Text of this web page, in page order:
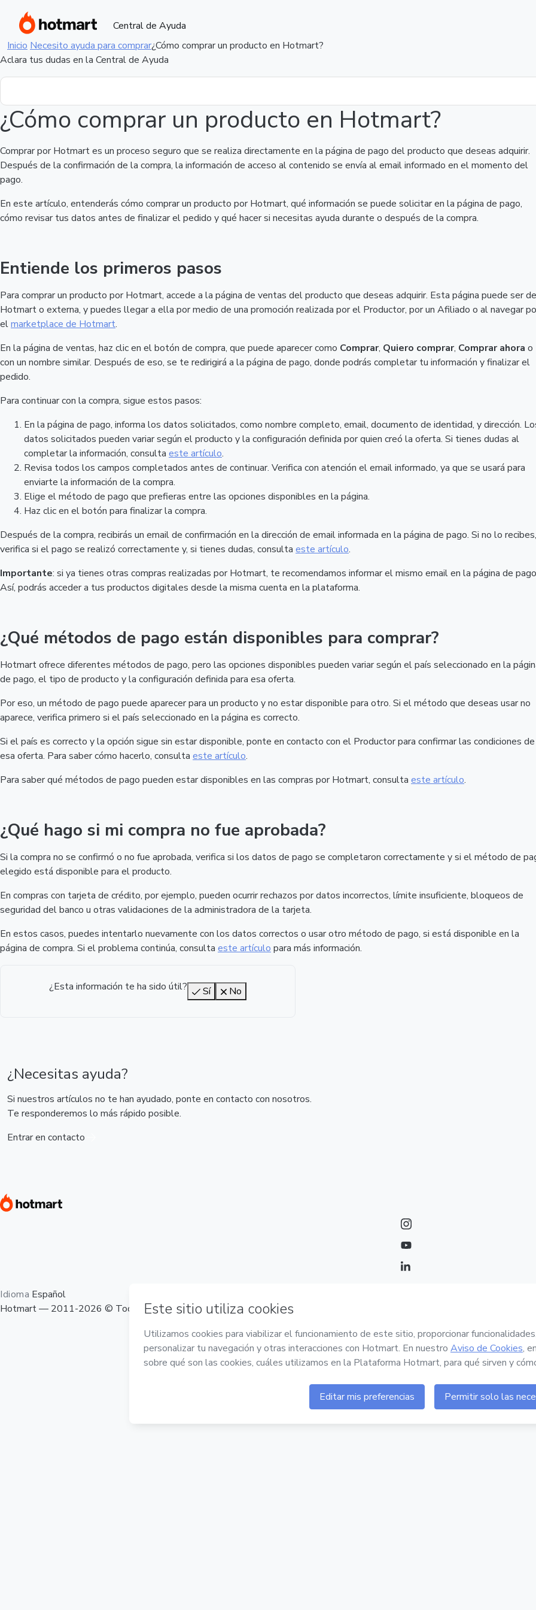
Central de Ayuda
Inicio Necesito ayuda para comprar¿Cómo comprar un producto en Hotmart?
Aclara tus dudas en la Central de Ayuda
¿Cómo comprar un producto en Hotmart?
Comprar por Hotmart es un proceso seguro que se realiza directamente en la página de pago del producto que deseas adquirir.
Después de la confirmación de la compra, la información de acceso al contenido se envía al email informado en el momento del
pago.
En este artículo, entenderás cómo comprar un producto por Hotmart, qué información se puede solicitar en la página de pago,
cómo revisar tus datos antes de finalizar el pedido y qué hacer si necesitas ayuda durante o después de la compra.
Entiende los primeros pasos
Para comprar un producto por Hotmart, accede a la página de ventas del producto que deseas adquirir. Esta página puede ser de
Hotmart o externa, y puedes llegar a ella por medio de una promoción realizada por el Productor, por un Afiliado o al navegar
elmarketplace de Hotmart.
En la página de ventas, haz clic en el botón de compra, que puede aparecer como Comprar, Quiero comprar, Comprar ahora o
con un nombre similar. Después de eso, se te redirigirá a la página de pago, donde podrás completar tu información y finalizar el
pedido.
Para continuar con la compra, sigue estos pasos:
En la página de pago, informa los datos solicitados, como nombre completo, email, documento de identidad, y dirección.
datos solicitados pueden variar según el producto y la configuración definida por quien creó la oferta. Si tienes dudas al
completar la información, consulta este artículo.
Revisa todos los campos completados antes de continuar. Verifica con atención el email informado, ya que se usará para
enviarte la información de la compra.
Elige el método de pago que prefieras entre las opciones disponibles en la página.
Haz clic en el botón para finalizar la compra.
Después de la compra, recibirás un email de confirmación en la dirección de email informada en la página de pago. Si no lo recibes,
verifica si el pago se realizó correctamente y, si tienes dudas, consulta este artículo.
Importante: si ya tienes otras compras realizadas por Hotmart, te recomendamos informar el mismo email en la página de
Así, podrás acceder a tus productos digitales desde la misma cuenta en la plataforma.
¿Qué métodos de pago están disponibles para comprar?
Hotmart ofrece diferentes métodos de pago, pero las opciones disponibles pueden variar según el país seleccionado en la
de pago, el tipo de producto y la configuración definida para esa oferta.
Por eso, un método de pago puede aparecer para un producto y no estar disponible para otro. Si el método que deseas usar no
aparece, verifica primero si el país seleccionado en la página es correcto.
Si el país es correcto y la opción sigue sin estar disponible, ponte en contacto con el Productor para confirmar las condiciones de
esa oferta. Para saber cómo hacerlo, consulta este artículo.
Para saber qué métodos de pago pueden estar disponibles en las compras por Hotmart, consulta este artículo.
¿Qué hago si mi compra no fue aprobada?
Si la compra no se confirmó o no fue aprobada, verifica si los datos de pago se completaron correctamente y si el método de
elegido está disponible para el producto.
En compras con tarjeta de crédito, por ejemplo, pueden ocurrir rechazos por datos incorrectos, límite insuficiente, bloqueos de
seguridad del banco u otras validaciones de la administradora de la tarjeta.
En estos casos, puedes intentarlo nuevamente con los datos correctos o usar otro método de pago, si está disponible en la
página de compra. Si el problema continúa, consulta este artículo para más información.
¿Esta información te ha sido útil? Sí No
¿Necesitas ayuda?
Si nuestros artículos no te han ayudado, ponte en contacto con nosotros.
Te responderemos lo más rápido posible.
Entrar en contacto
Idioma Español
Hotmart — 2011-2026 © Todos los derechos reservados